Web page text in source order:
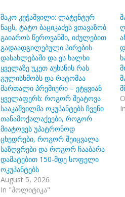
შაკო კუჭაშვილი: ლატენტურ
ნაცს, ტატო ბაციკაძეს ვთავაზობ
გაიაროს წეროვანში, იძულებით
გადაადგილებული პირების
დასახლებაში და ეს ხალხი
ყველაზე უკეთ აუხსნის რას
გულისხმობს და რატომაა
მართალი პრემიერი – ეტყვიან
ყველაფერს: როგორ შეატოვა
სააკაშვილმა ოკუპანტებს ჩვენი
თანამოქალაქეები, როგორ
მიატოვეს უპატრონოდ
ცხედრები, როგორ შეიცვალა
საზღვრები და როგორ ჩააბარა
დამატებით 150-მდე სოფელი
ოკუპანტებს
August 5, 2026
In "პოლიტიკა"